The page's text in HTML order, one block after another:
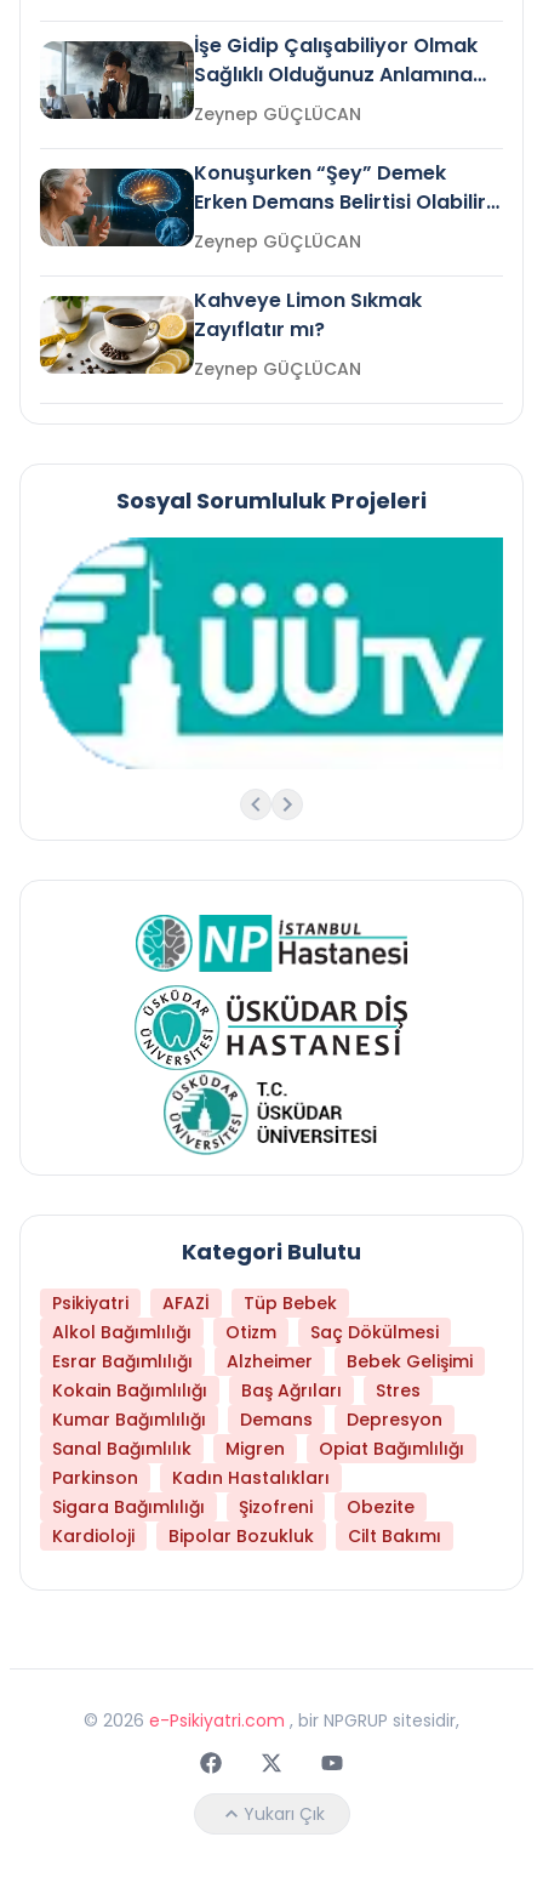
İşe Gidip Çalışabiliyor Olmak
Sağlıklı Olduğunuz Anlamına
Gelir mi?Zeynep GÜÇLÜCAN
Konuşurken “Şey” Demek
Erken Demans Belirtisi Olabilir
mi?
Zeynep GÜÇLÜCAN
Kahveye Limon Sıkmak
Zayıflatır mı?
Zeynep GÜÇLÜCAN
Sosyal Sorumluluk Projeleri
Kategori Bulutu
Psikiyatri AFAZİ
Tüp Bebek
Alkol Bağımlılığı
Otizm
Saç Dökülmesi
Esrar Bağımlılığı
Alzheimer
Bebek Gelişimi
Kokain Bağımlılığı
Baş Ağrıları
Stres
Kumar Bağımlılığı
Demans
Depresyon
Sanal Bağımlılık
Migren
Opiat Bağımlılığı
Parkinson
Kadın Hastalıkları
Sigara Bağımlılığı
Şizofreni
Obezite
Kardioloji
Bipolar Bozukluk Cilt Bakımı
© 2026 e-Psikiyatri.com , bir NPGRUP sitesidir,
FaceebokTwitterYoutube
Yukarı Çık